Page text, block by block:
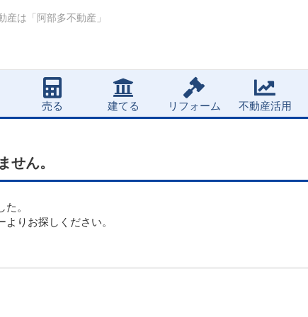
は「阿部多不動産」
売る 建てる リフォーム 不動産活用
せん。
。
りお探しください。